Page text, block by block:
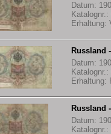
Datum:
Katalognr.:
Erhaltung:
Russland
Datum:
Katalognr.:
Erhaltung:
Russland
Datum:
Katalognr.: